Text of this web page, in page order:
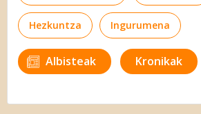
Hezkuntza Ingurumena
Albisteak Kronikak